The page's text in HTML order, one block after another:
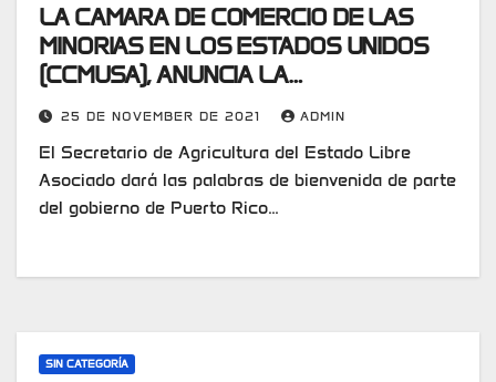
LA CAMARA DE COMERCIO DE LAS
MINORIAS EN LOS ESTADOS UNIDOS
(CCMUSA), ANUNCIA LA
CONFIRMACION COMO
CONFERENCISTA EN LA APERTURA DE
LA CUMBRE MUNDIAL DEL CAFÉ, EL
SECRETARIO DE AGRICULTURA DE
PUERTO RICO, LIC. SEÑOR. RAMÓN
25 DE NOVEMBER DE 2021 ADMIN
El Secretario de Agricultura del Estado Libre
Asociado dará las palabras de bienvenida de parte
del gobierno de Puerto Rico…
SIN CATEGORÍA